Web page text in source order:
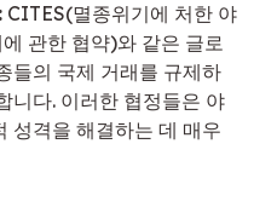
CITES(멸종위기에 처한 야
관한 협약)와 같은 글로
들의 국제 거래를 규제하
니다. 이러한 협정들은 야
성격을 해결하는 데 매우